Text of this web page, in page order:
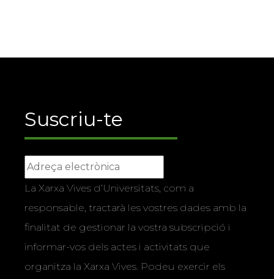
Suscriu-te
La Xarxa Vives d’Universitats, com a
responsable, tractarà les vostres dades amb la
finalitat de gestionar la vostra subscripció i
informar-vos dels actes i activitats que
organitza la Xarxa Vives. Podeu exercir els